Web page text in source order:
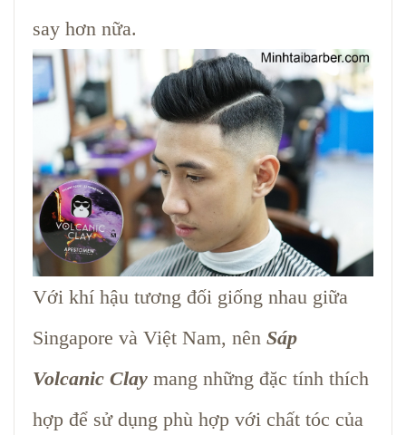
say hơn nữa.
Với khí hậu tương đối giống nhau giữa
Singapore và Việt Nam, nên Sáp
Volcanic Clay mang những đặc tính thích
hợp để sử dụng phù hợp với chất tóc của